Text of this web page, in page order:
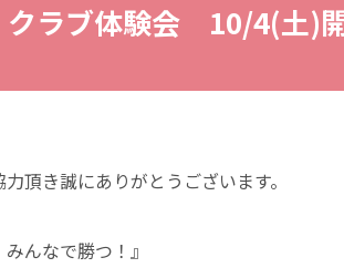
ラブ体験会 10/4(土)
頂き誠にありがとうございます。
んなで勝つ！』